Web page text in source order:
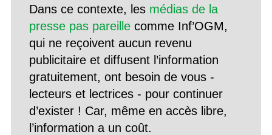
Dans ce contexte, les médias de la
presse pas pareillecomme Inf’OGM,
qui ne reçoivent aucun revenu
publicitaire et diffusent l’information
gratuitement, ont besoin de vous -
lecteurs et lectrices - pour continuer
d’exister ! Car, même en accès libre,
l’information a un coût.